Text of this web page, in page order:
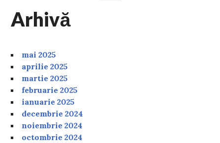
Arhivă
mai 2025
aprilie 2025
martie 2025
februarie 2025
ianuarie 2025
decembrie 2024
noiembrie 2024
octombrie 2024